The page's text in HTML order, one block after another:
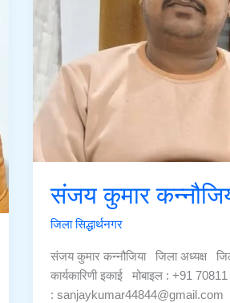
संजय कुमार
जिला सिद्धार्थनगर
संजय कुमार कन्नौजिया जिला अध्यक्ष
कार्यकारिणी इकाई मोबाइल : +91
: sanjaykumar44844@gmail.com